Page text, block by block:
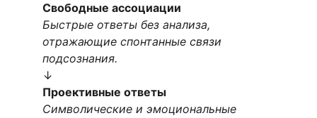
Свободные ассоциации
Быстрые ответы без анализа,
отражающие спонтанные связи
подсознания.
↓
Проективные ответы
Символические и эмоциональные